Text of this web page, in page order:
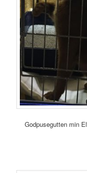
Godpusegutten min